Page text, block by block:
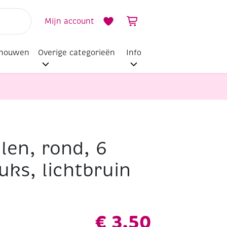
Mijn account
Overige categorieën Info
rond, 6
lichtbruin
€ 3,50